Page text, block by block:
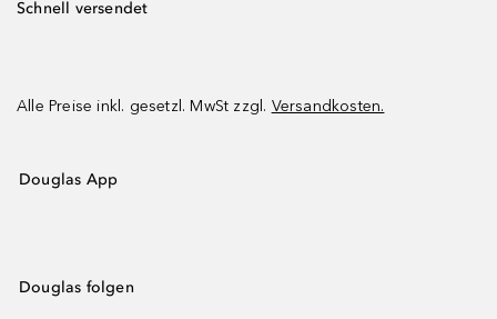
Schnell versendet
Alle Preise inkl. gesetzl. MwSt zzgl. Versandkosten.
Douglas App
Douglas folgen